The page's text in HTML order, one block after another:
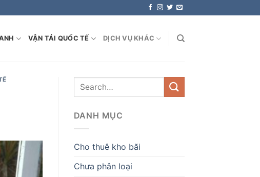
VẬN TẢI QUỐC TẾ DỊCH VỤ KHÁC
DANH MỤC
Cho thuê kho bãi
Chưa phân loại